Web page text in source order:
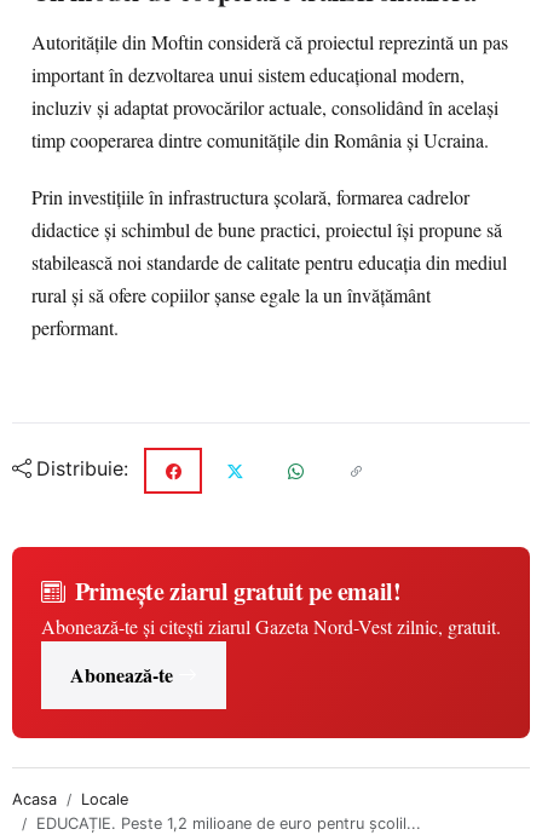
Autoritățile din Moftin consideră că proiectul reprezintă un pas
important în dezvoltarea unui sistem educațional modern,
incluziv și adaptat provocărilor actuale, consolidând în același
timp cooperarea dintre comunitățile din România și Ucraina.
Prin investițiile în infrastructura școlară, formarea cadrelor
didactice și schimbul de bune practici, proiectul își propune să
stabilească noi standarde de calitate pentru educația din mediul
rural și să ofere copiilor șanse egale la un învățământ
performant.
Distribuie:
Primește ziarul gratuit pe email!
Abonează-te și citești ziarul Gazeta Nord-Vest zilnic, gratuit.
Abonează-te
Acasa
Locale
EDUCAȚIE. Peste 1,2 milioane de euro pentru școlil...